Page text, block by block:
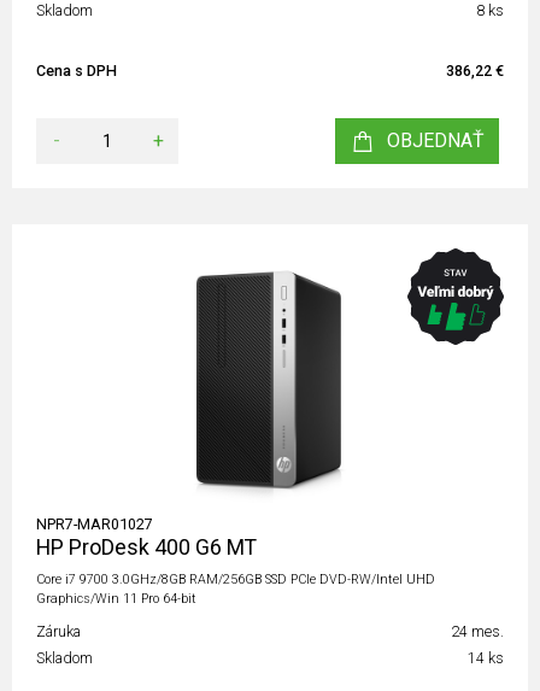
Skladom
8 ks
Cena s DPH 386,22 €
- + OBJEDNAŤ
NPR7-MAR01027
HP ProDesk 400 G6 MT
Core i7 9700 3.0GHz/8GB RAM/256GB SSD PCIe DVD-RW/Intel UHD
Graphics/Win 11 Pro 64-bit
Záruka
24 mes.
Skladom
14 ks